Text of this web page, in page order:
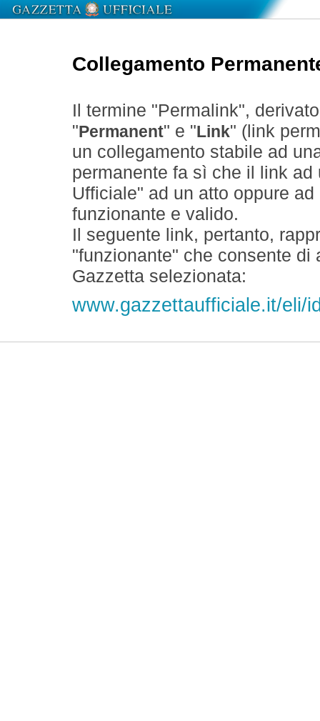
Collegamento
Il termine "Permalink",
" Permanent" e " Link" (link
un collegamento stabile ad
permanente fa sì che il link
Ufficiale" ad un atto oppure
funzionante e valido.
Il seguente link, pertanto,
"funzionante" che consente
Gazzetta selezionata:
www.gazzettaufficiale.it/eli/